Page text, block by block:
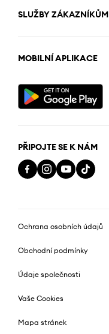
SLUŽBY ZÁKAZNÍKŮM
MOBILNÍ APLIKACE
PŘIPOJTE SE K NÁM
Ochrana osobních údajů
Obchodní podmínky
Údaje společnosti
Vaše Cookies
Mapa stránek